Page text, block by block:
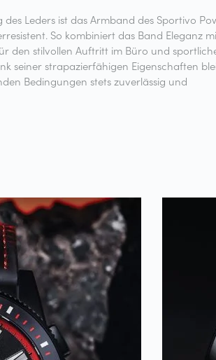
Leders ist das Armband des Sportivo
So kombiniert das Band Eleganz
den stilvollen Auftritt im Büro und
seiner strapazierfähigen Eigenschaften
Bedingungen stets zuverlässig und